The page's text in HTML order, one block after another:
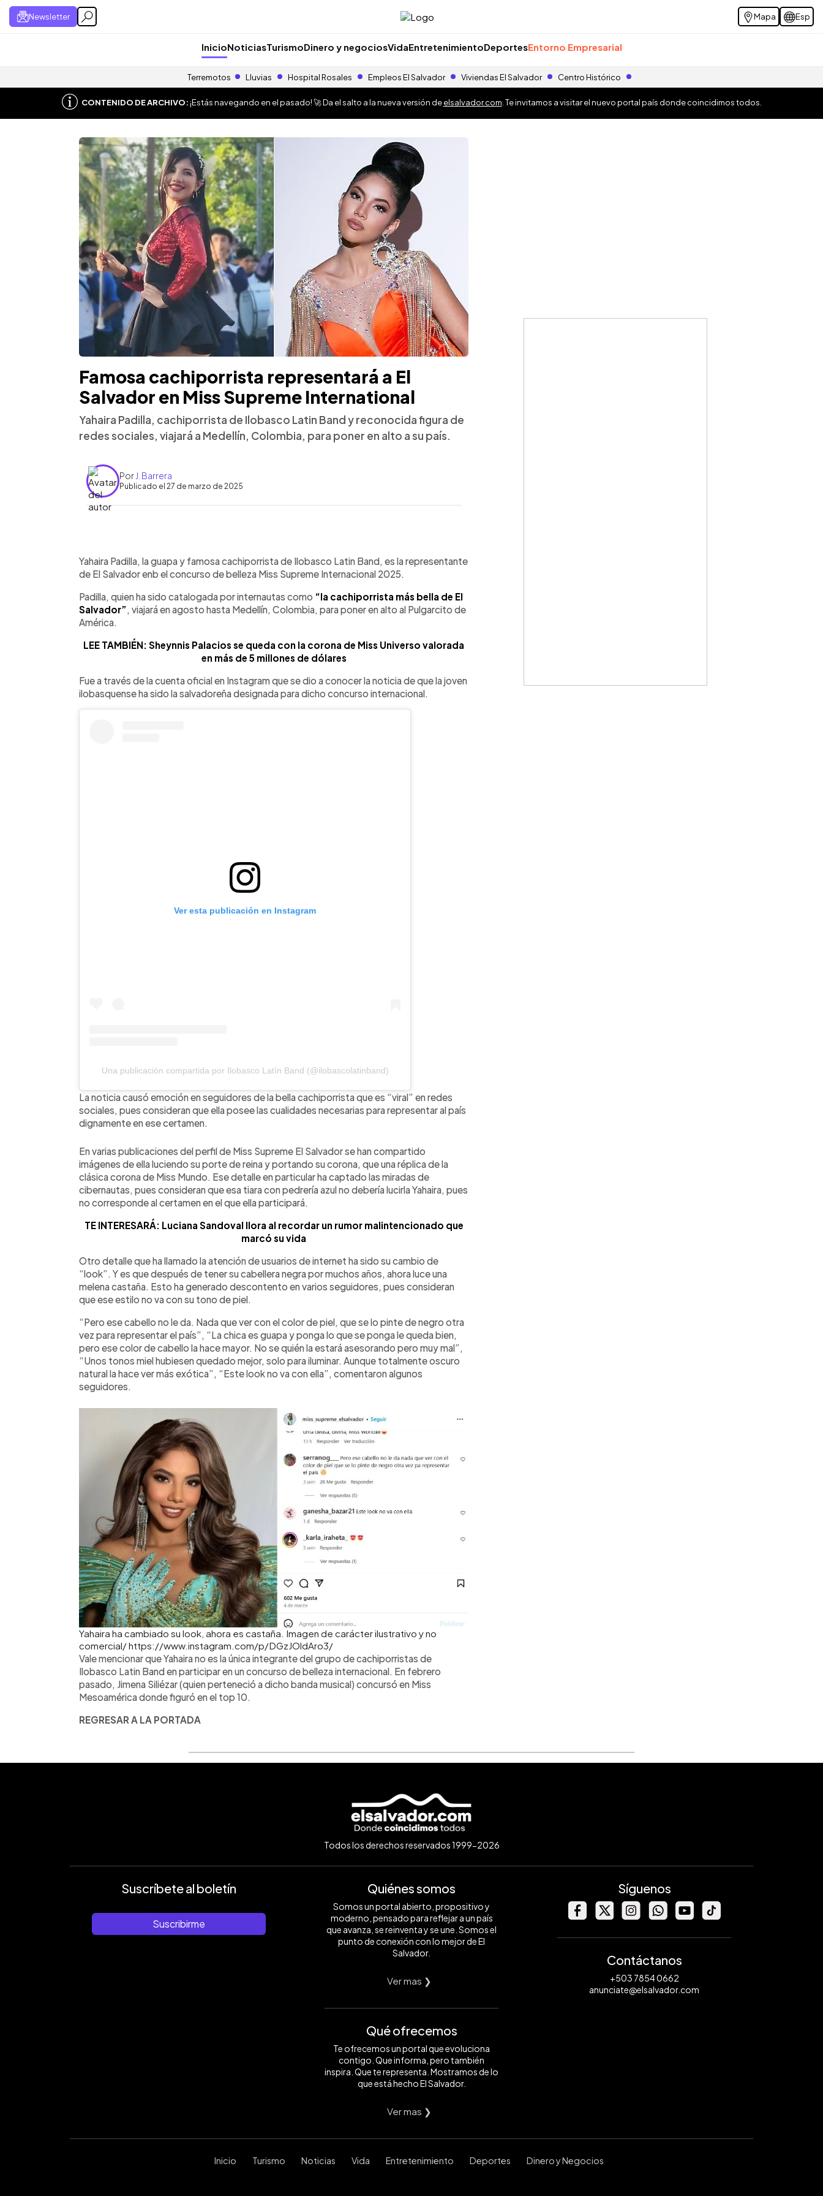
Newsletter Mapa Esp
InicioNoticiasTurismoDinero y negociosVidaEntretenimientoDeportesEntorno Empresarial
Terremotos Lluvias Hospital Rosales Empleos El Salvador Viviendas El Salvador Centro Histórico
CONTENIDO DE ARCHIVO:¡Estás navegando en el pasado! 🚀 Da el salto a la nueva versión deelsalvador.com . Te invitamos a visitar el nuevo portal país donde coincidimos todos.
Famosa cachiporrista representará a El
Salvador en Miss Supreme International
Yahaira Padilla, cachiporrista de Ilobasco Latin Band y reconocida figura de
redes sociales, viajará a Medellín, Colombia, para poner en alto a su país.
Por J. Barrera
Publicado el 27 de marzo de 2025
► Escuchar artículo
Yahaira Padilla, la guapa y famosa cachiporrista de Ilobasco Latin Band, es la representante
de El Salvador enb el concurso de belleza Miss Supreme Internacional 2025.
Padilla, quien ha sido catalogada por internautas como “la cachiporrista más bella de El
Salvador” , viajará en agosto hasta Medellín, Colombia, para poner en alto al Pulgarcito de
América.
LEE TAMBIÉN: Sheynnis Palacios se queda con la corona de Miss Universo valorada
en más de 5 millones de dólares
Fue a través de la cuenta oficial en Instagram que se dio a conocer la noticia de que la joven
ilobasquense ha sido la salvadoreña designada para dicho concurso internacional.
Ver esta publicación en Instagram
Una publicación compartida por Ilobasco Latín Band (@ilobascolatinband)
La noticia causó emoción en seguidores de la bella cachiporrista que es “viral” en redes
sociales, pues consideran que ella posee las cualidades necesarias para representar al país
dignamente en ese certamen.
En varias publicaciones del perfil de Miss Supreme El Salvador se han compartido
imágenes de ella luciendo su porte de reina y portando su corona, que una réplica de la
clásica corona de Miss Mundo. Ese detalle en particular ha captado las miradas de
cibernautas, pues consideran que esa tiara con pedrería azul no debería lucirla Yahaira, pues
no corresponde al certamen en el que ella participará.
TE INTERESARÁ: Luciana Sandoval llora al recordar un rumor malintencionado que
marcó su vida
Otro detalle que ha llamado la atención de usuarios de internet ha sido su cambio de
“look”. Y es que después de tener su cabellera negra por muchos años, ahora luce una
melena castaña. Esto ha generado descontento en varios seguidores, pues consideran
que ese estilo no va con su tono de piel.
“Pero ese cabello no le da. Nada que ver con el color de piel, que se lo pinte de negro otra
vez para representar el país”, “La chica es guapa y ponga lo que se ponga le queda bien,
pero ese color de cabello la hace mayor. No se quién la estará asesorando pero muy mal”,
“Unos tonos miel hubiesen quedado mejor, solo para iluminar. Aunque totalmente oscuro
natural la hace ver más exótica”, “Este look no va con ella”, comentaron algunos
seguidores.
Yahaira ha cambiado su look, ahora es castaña. Imagen de carácter ilustrativo y no
comercial/ https://www.instagram.com/p/DGzJOldAro3/
Vale mencionar que Yahaira no es la única integrante del grupo de cachiporristas de
Ilobasco Latin Band en participar en un concurso de belleza internacional. En febrero
pasado, Jimena Siliézar (quien perteneció a dicho banda musical) concursó en Miss
Mesoamérica donde figuró en el top 10.
REGRESAR A LA PORTADA
Todos los derechos reservados 1999-2026
Suscríbete al boletín
Suscribirme
Quiénes somos
Somos un portal abierto, propositivo y
moderno, pensado para reflejar a un país
que avanza, se reinventa y se une. Somos el
punto de conexión con lo mejor de El
Salvador.
Ver mas ❯
Qué ofrecemos
Te ofrecemos un portal que evoluciona
contigo. Que informa, pero también
inspira. Que te representa. Mostramos de lo
que está hecho El Salvador.
Ver mas ❯
Síguenos
Contáctanos
+503 7854 0662
anunciate@elsalvador.com
Inicio Turismo Noticias Vida Entretenimiento Deportes Dinero y Negocios